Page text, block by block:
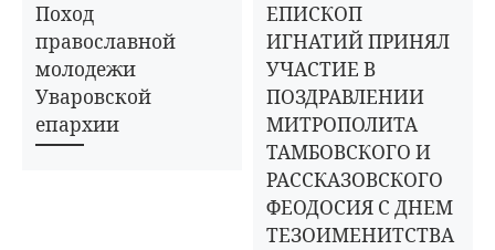
Поход
православной
молодежи
Уваровской
епархии
ЕПИСКОП
ИГНАТИЙ ПРИНЯЛ
УЧАСТИЕ В
ПОЗДРАВЛЕНИИ
МИТРОПОЛИТА
ТАМБОВСКОГО И
РАССКАЗОВСКОГО
ФЕОДОСИЯ С ДНЕМ
ТЕЗОИМЕНИТСТВА